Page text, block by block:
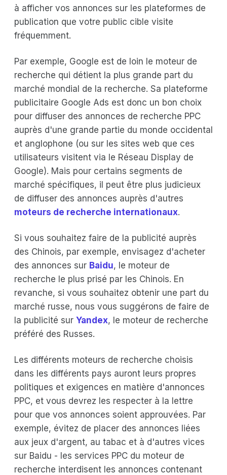
à afficher vos annonces sur les plateformes de
publication que votre public cible visite
fréquemment.
Par exemple, Google est de loin le moteur de
recherche qui détient la plus grande part du
marché mondial de la recherche. Sa plateforme
publicitaire Google Ads est donc un bon choix
pour diffuser des annonces de recherche PPC
auprès d'une grande partie du monde occidental
et anglophone (ou sur les sites web que ces
utilisateurs visitent via le Réseau Display de
Google). Mais pour certains segments de
marché spécifiques, il peut être plus judicieux
de diffuser des annonces auprès d'autres
moteurs de recherche internationaux.
Si vous souhaitez faire de la publicité auprès
des Chinois, par exemple, envisagez d'acheter
des annonces sur Baidu, le moteur de
recherche le plus prisé par les Chinois. En
revanche, si vous souhaitez obtenir une part du
marché russe, nous vous suggérons de faire de
la publicité sur Yandex, le moteur de recherche
préféré des Russes.
Les différents moteurs de recherche choisis
dans les différents pays auront leurs propres
politiques et exigences en matière d'annonces
PPC, et vous devrez les respecter à la lettre
pour que vos annonces soient approuvées. Par
exemple, évitez de placer des annonces liées
aux jeux d'argent, au tabac et à d'autres vices
sur Baidu - les services PPC du moteur de
recherche interdisent les annonces contenant